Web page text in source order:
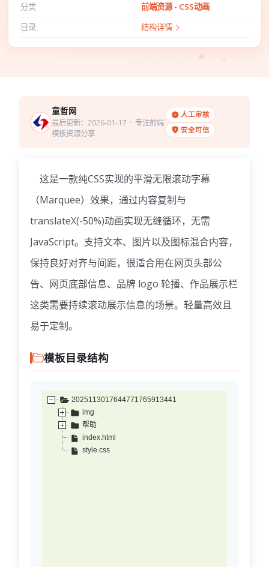
分类
前端资源 - CSS动画
目录
结构详情
童哲网
最后更新：2026-01-17· 专注前端
模板资源分享
人工审核
安全可信
这是一款纯CSS实现的平滑无限滚动字幕
（Marquee）效果，通过内容复制与
translateX(-50%)动画实现无缝循环，无需
JavaScript。支持文本、图片以及图标混合内容，
保持良好对齐与间距， 很适合用在网页头部公
告、网页底部信息、品牌 logo 轮播、作品展示栏
这类需要持续滚动展示信息的场景。 轻量高效且
易于定制。
模板目录结构
2025113017644771765913441
img
帮助
index.html
style.css